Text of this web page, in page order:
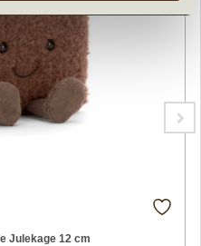
Julekage 12 cm